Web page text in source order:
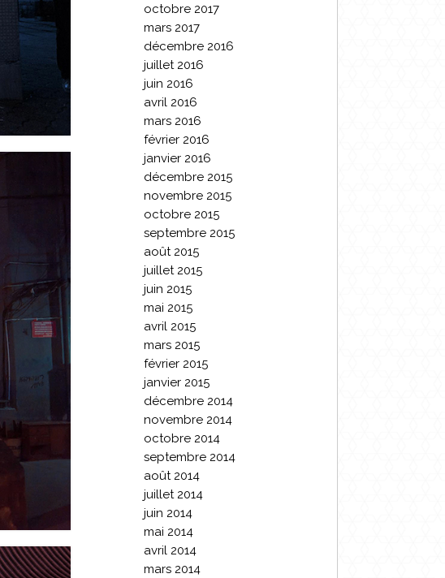
octobre 2017
mars 2017
décembre 2016
juillet 2016
juin 2016
avril 2016
mars 2016
février 2016
janvier 2016
décembre 2015
novembre 2015
octobre 2015
septembre 2015
août 2015
juillet 2015
juin 2015
mai 2015
avril 2015
mars 2015
février 2015
janvier 2015
décembre 2014
novembre 2014
octobre 2014
septembre 2014
août 2014
juillet 2014
juin 2014
mai 2014
avril 2014
mars 2014